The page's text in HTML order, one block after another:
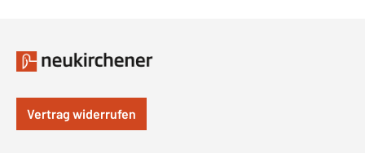
Vertrag widerrufen